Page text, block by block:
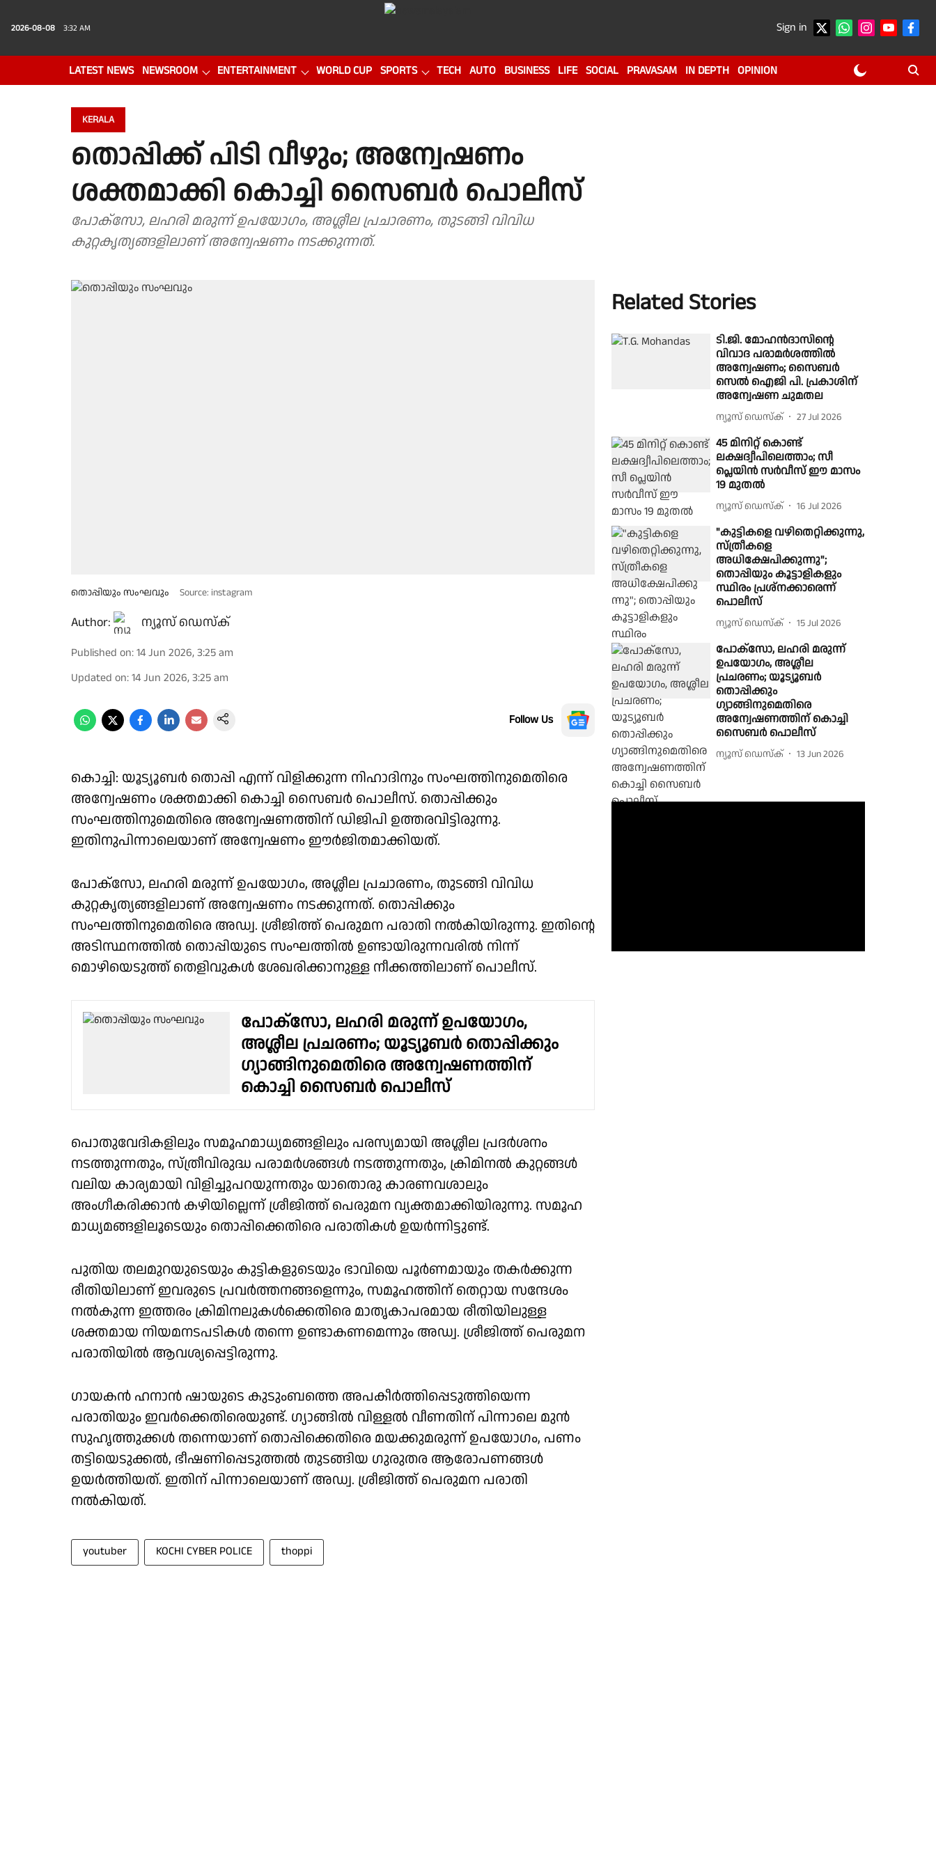
2026-08-08 3:32 AM Sign in
LATEST NEWS NEWSROOM ENTERTAINMENT WORLD CUP SPORTS TECH AUTO BUSINESS LIFE SOCIAL PRAVASAM IN DEPTH OPINION
KERALA
തൊപ്പിക്ക് പിടി വീഴും; അന്വേഷണം
ശക്തമാക്കി കൊച്ചി സൈബർ പൊലീസ്
പോക്സോ, ലഹരി മരുന്ന് ഉപയോഗം, അശ്ലീല പ്രചാരണം, തുടങ്ങി വിവിധ
കുറ്റകൃത്യങ്ങളിലാണ് അന്വേഷണം നടക്കുന്നത്.
തൊപ്പിയും സംഘവും Source: instagram
Author: ന്യൂസ് ഡെസ്ക്
Published on:14 Jun 2026, 3:25 am
Updated on:14 Jun 2026, 3:25 am
Follow Us
കൊച്ചി: യൂട്യൂബർ തൊപ്പി എന്ന് വിളിക്കുന്ന നിഹാദിനും സംഘത്തിനുമെതിരെ
അന്വേഷണം ശക്തമാക്കി കൊച്ചി സൈബർ പൊലീസ്. തൊപ്പിക്കും
സംഘത്തിനുമെതിരെ അന്വേഷണത്തിന് ഡിജിപി ഉത്തരവിട്ടിരുന്നു.
ഇതിനുപിന്നാലെയാണ് അന്വേഷണം ഈർജിതമാക്കിയത്.
പോക്സോ, ലഹരി മരുന്ന് ഉപയോഗം, അശ്ലീല പ്രചാരണം, തുടങ്ങി വിവിധ
കുറ്റകൃത്യങ്ങളിലാണ് അന്വേഷണം നടക്കുന്നത്. തൊപ്പിക്കും
സംഘത്തിനുമെതിരെ അഡ്വ. ശ്രീജിത്ത്‌ പെരുമന പരാതി നൽകിയിരുന്നു. ഇതിൻ്റെ
അടിസ്ഥനത്തിൽ തൊപ്പിയുടെ സംഘത്തിൽ ഉണ്ടായിരുന്നവരിൽ നിന്ന്
മൊഴിയെടുത്ത് തെളിവുകൾ ശേഖരിക്കാനുള്ള നീക്കത്തിലാണ് പൊലീസ്.
പോക്സോ, ലഹരി മരുന്ന് ഉപയോഗം,
അശ്ലീല പ്രചരണം; യൂട്യൂബർ തൊപ്പിക്കും
ഗ്യാങ്ങിനുമെതിരെ അന്വേഷണത്തിന്
കൊച്ചി സൈബർ പൊലീസ്
പൊതുവേദികളിലും സമൂഹമാധ്യമങ്ങളിലും പരസ്യമായി അശ്ലീല പ്രദർശനം
നടത്തുന്നതും, സ്ത്രീവിരുദ്ധ പരാമർശങ്ങൾ നടത്തുന്നതും, ക്രിമിനൽ കുറ്റങ്ങൾ
വലിയ കാര്യമായി വിളിച്ചുപറയുന്നതും യാതൊരു കാരണവശാലും
അംഗീകരിക്കാൻ കഴിയില്ലെന്ന് ശ്രീജിത്ത് പെരുമന വ്യക്തമാക്കിയിരുന്നു. സമൂ​ഹ
മാധ്യമങ്ങളിലൂടെയും തൊപ്പിക്കെതിരെ പരാതികൾ ഉയർന്നിട്ടുണ്ട്.
പുതിയ തലമുറയുടെയും കുട്ടികളുടെയും ഭാവിയെ പൂർണമായും തകർക്കുന്ന
രീതിയിലാണ് ഇവരുടെ പ്രവർത്തനങ്ങളെന്നും, സമൂഹത്തിന് തെറ്റായ സന്ദേശം
നൽകുന്ന ഇത്തരം ക്രിമിനലുകൾക്കെതിരെ മാതൃകാപരമായ രീതിയിലുള്ള
ശക്തമായ നിയമനടപടികൾ തന്നെ ഉണ്ടാകണമെന്നും അഡ്വ. ശ്രീജിത്ത്‌ പെരുമന
പരാതിയിൽ ആവശ്യപ്പെട്ടിരുന്നു.
ഗായകൻ ഹനാൻ ഷായുടെ കുടുംബത്തെ അപകീർത്തിപ്പെടുത്തിയെന്ന
പരാതിയും ഇവർക്കെതിരെയുണ്ട്. ഗ്യാങ്ങിൽ വിള്ളൽ വീണതിന് പിന്നാലെ മുൻ
സുഹൃത്തുക്കൾ തന്നെയാണ് തൊപ്പിക്കെതിരെ മയക്കുമരുന്ന് ഉപയോഗം, പണം
തട്ടിയെടുക്കൽ, ഭീഷണിപ്പെടുത്തൽ തുടങ്ങിയ ഗുരുതര ആരോപണങ്ങൾ
ഉയർത്തിയത്. ഇതിന് പിന്നാലെയാണ് അഡ്വ. ശ്രീജിത്ത് പെരുമന പരാതി
നൽകിയത്.
youtuber KOCHI CYBER POLICE thoppi
Related Stories
ടി.ജി. മോഹൻദാസിന്റെ
വിവാദ പരാമർശത്തില്‍
അന്വേഷണം; സൈബർ
സെൽ ഐജി പി. പ്രകാശിന്
അന്വേഷണ ചുമതല
ന്യൂസ് ഡെസ്ക് 27 Jul 2026
45 മിനിറ്റ് കൊണ്ട്
ലക്ഷദ്വീപിലെത്താം; സീ
പ്ലെയിൻ സർവീസ് ഈ മാസം
19 മുതൽ
ന്യൂസ് ഡെസ്ക് 16 Jul 2026
"കുട്ടികളെ വഴിതെറ്റിക്കുന്നു,
സ്ത്രീകളെ
അധിക്ഷേപിക്കുന്നു";
തൊപ്പിയും കൂട്ടാളികളും
സ്ഥിരം പ്രശ്നക്കാരെന്ന്
പൊലീസ്
ന്യൂസ് ഡെസ്ക് 15 Jul 2026
പോക്സോ, ലഹരി മരുന്ന്
ഉപയോഗം, അശ്ലീല
പ്രചരണം; യൂട്യൂബർ
തൊപ്പിക്കും
ഗ്യാങ്ങിനുമെതിരെ
അന്വേഷണത്തിന് കൊച്ചി
സൈബർ പൊലീസ്
ന്യൂസ് ഡെസ്ക് 13 Jun 2026